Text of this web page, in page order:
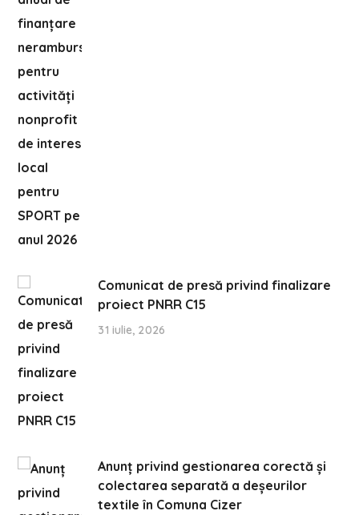
Comunicat de presă privind finalizare
proiect PNRR C15
31 iulie, 2026
Anunț privind gestionarea corectă și
colectarea separată a deșeurilor
textile în Comuna Cizer